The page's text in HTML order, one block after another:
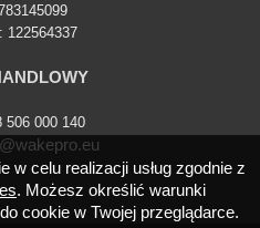
122564337
506 000 140
w celu realizacji usług zgodnie z
. Możesz określić warunki
cookie w Twojej przeglądarce.